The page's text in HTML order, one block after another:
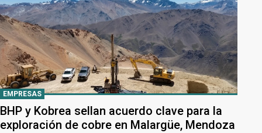
EMPRESAS
BHP y Kobrea sellan acuerdo clave para la
exploración de cobre en Malargüe, Mendoza